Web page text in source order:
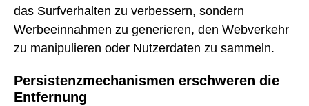
das Surfverhalten zu verbessern, sondern
Werbeeinnahmen zu generieren, den Webverkehr
zu manipulieren oder Nutzerdaten zu sammeln.
Persistenzmechanismen erschweren die
Entfernung